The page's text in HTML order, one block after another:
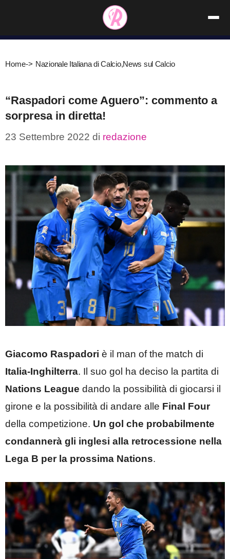
contenuto
Home-> Nazionale Italiana di Calcio,News sul Calcio
“Raspadori come Aguero”: commento a
sorpresa in diretta!
23 Settembre 2022 di redazione
Giacomo Raspadori è il man of the match di
Italia-Inghilterra. Il suo gol ha deciso la partita di
Nations League dando la possibilità di giocarsi il
girone e la possibilità di andare alle Final Four
della competizione. Un gol che probabilmente
condannerà gli inglesi alla retrocessione nella
Lega B per la prossima Nations.